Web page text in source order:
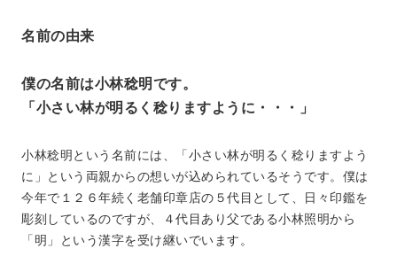
名前の由来
僕の名前は小林稔明です。
「小さい林が明るく稔りますように・・・」
小林稔明という名前には、「小さい林が明るく稔りますよう
に」という両親からの想いが込められているそうです。僕は
今年で１２６年続く老舗印章店の５代目として、日々印鑑を
彫刻しているのですが、４代目あり父である小林照明から
「明」という漢字を受け継いでいます。